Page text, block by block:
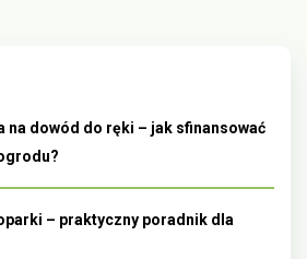
na dowód do ręki – jak sfinansować
– praktyczny poradnik dla